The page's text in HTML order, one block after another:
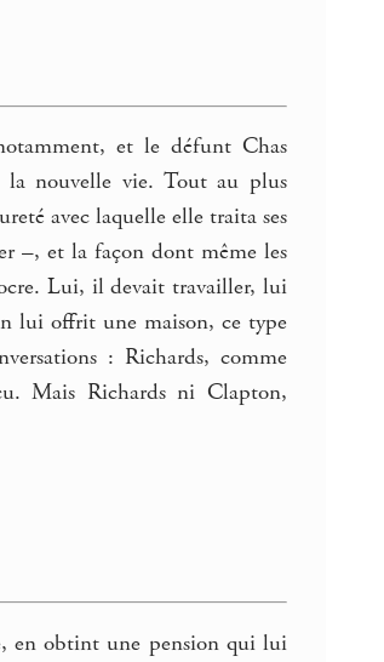
et le défunt Chas
la nouvelle vie. Tout au plus
avec laquelle elle traita ses
–, et la façon dont même les
Lui, il devait travailler, lui
lui offrit une maison, ce type
: Richards, comme
Mais Richards ni Clapton,
en obtint une pension qui lui